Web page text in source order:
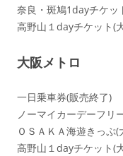
奈良・斑鳩1dayチケッ
高野山１dayチケット(
大阪メトロ
一日乗車券(販売終了)
ノーマイカーデーフリ
ＯＳＡＫＡ海遊きっぷ(
高野山１dayチケット(